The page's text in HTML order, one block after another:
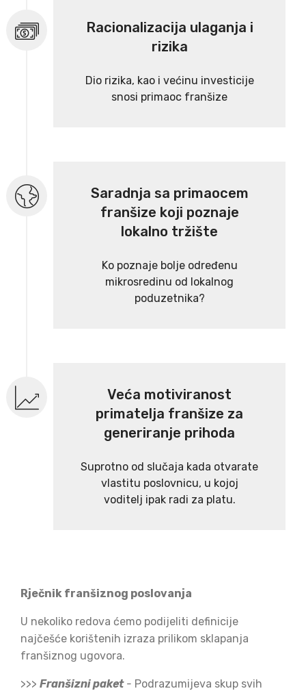
Racionalizacija ulaganja i
rizika
Dio rizika, kao i većinu investicije
snosi primaoc franšize
Saradnja sa primaocem
franšize koji poznaje
lokalno tržište
Ko poznaje bolje određenu
mikrosredinu od lokalnog
poduzetnika?
Veća motiviranost
primatelja franšize za
generiranje prihoda
Suprotno od slučaja kada otvarate
vlastitu poslovnicu, u kojoj
voditelj ipak radi za platu.
Rječnik franšiznog poslovanja
U nekoliko redova ćemo podijeliti definicije
najčešće korištenih izraza prilikom sklapanja
franšiznog ugovora.
>>> Franšizni paket- Podrazumijeva skup svih